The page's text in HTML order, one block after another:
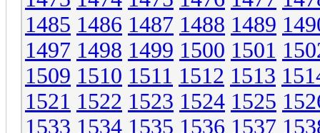
1485 1486 1487 1488 1489
1497 1498 1499 1500 1501
1509 1510 1511 1512 1513
1521 1522 1523 1524 1525
1533 1534 1535 1536 1537